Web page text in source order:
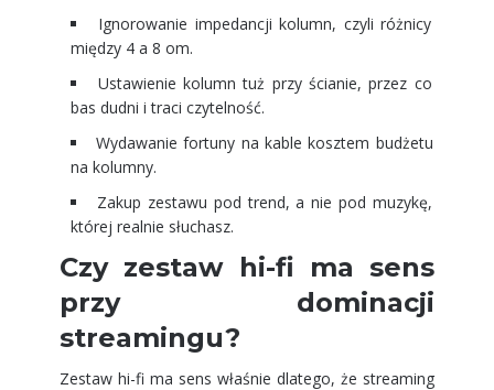
Ignorowanie impedancji kolumn, czyli różnicy
między 4 a 8 om.
Ustawienie kolumn tuż przy ścianie, przez co
bas dudni i traci czytelność.
Wydawanie fortuny na kable kosztem budżetu
na kolumny.
Zakup zestawu pod trend, a nie pod muzykę,
której realnie słuchasz.
Czy zestaw hi-fi ma sens
przy dominacji
streamingu?
Zestaw hi-fi ma sens właśnie dlatego, że streaming